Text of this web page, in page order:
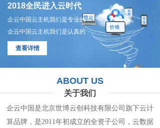
2018全民进入云时代
企云中国云主机我们是专业的
企云中国云主机我们是认真的
查看详情
ABOUT US
关于我们
企云中国是北京世博云创科技有限公司旗下云计
算品牌，是2011年初成立的全资子公司， 云数据